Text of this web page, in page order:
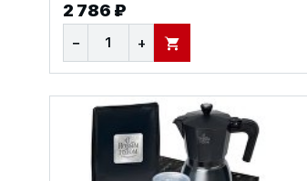
2 786 ₽
− + В КОРЗИНУ